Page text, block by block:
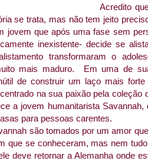
Acredito
se trata, mas não tem jeito
jovem que após uma fase sem
inexistente- decide se
transformaram o
mais maduro. Em uma de
de construir um laço mais
na sua paixão pela coleção
a jovem humanitarista Savannah,
para pessoas carentes.
são tomados por um amor
que se conheceram, mas nem
deve retornar a Alemanha onde